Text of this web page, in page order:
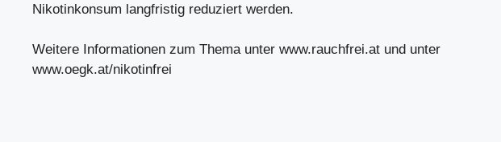
Nikotinkonsum langfristig reduziert werden.
Weitere Informationen zum Thema unter www.rauchfrei.at und unter
www.oegk.at/nikotinfrei